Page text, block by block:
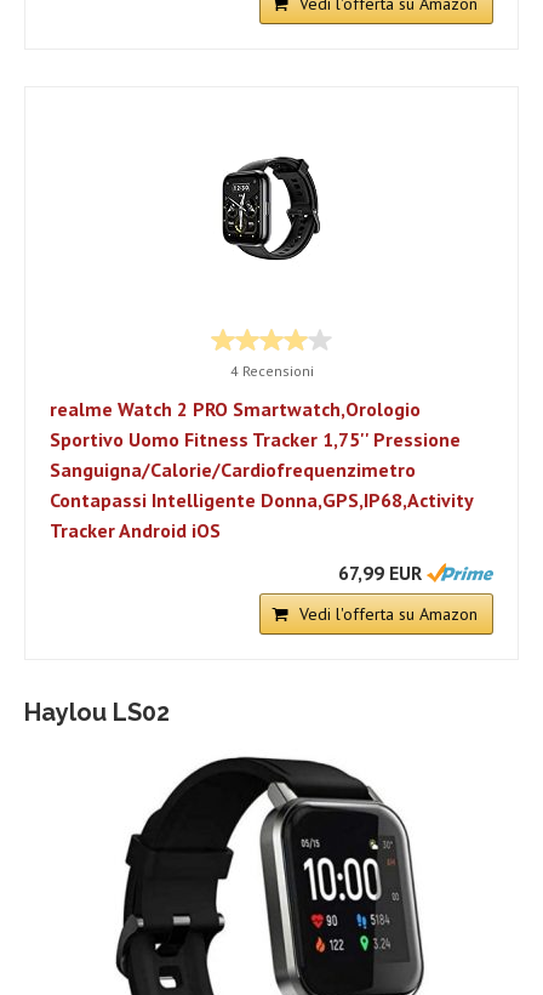
4 Recensioni
realme Watch 2 PRO Smartwatch,Orologio
Sportivo Uomo Fitness Tracker 1,75'' Pressione
Sanguigna/Calorie/Cardiofrequenzimetro
Contapassi Intelligente Donna,GPS,IP68,Activity
Tracker Android iOS
67,99 EUR
Vedi l'offerta su Amazon
Haylou LS02